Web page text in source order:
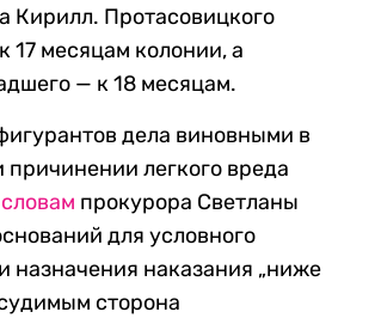
Кирилл. Протасовицкого
17 месяцам колонии, а
— к 18 месяцам.
дела виновными в
причинении легкого вреда
словам прокурора Светланы
для условного
назначения наказания „ниже
сторона